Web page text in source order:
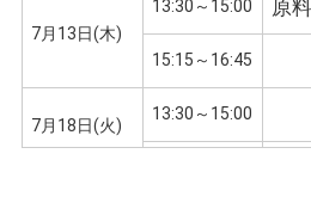
7月13日(木)
13:30～15:00 原
15:15～16:45
13:30～15:00
7月18日(火)